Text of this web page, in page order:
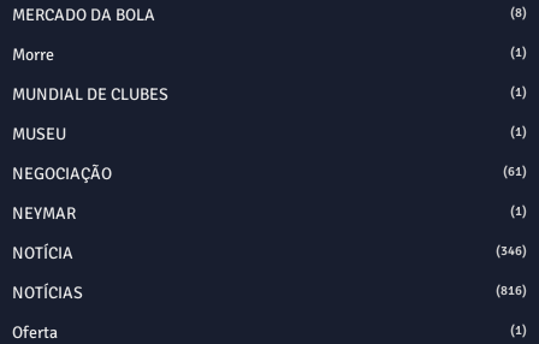
MERCADO DA BOLA (8)
Morre (1)
MUNDIAL DE CLUBES (1)
MUSEU (1)
NEGOCIAÇÃO (61)
NEYMAR (1)
NOTÍCIA (346)
NOTÍCIAS (816)
Oferta (1)